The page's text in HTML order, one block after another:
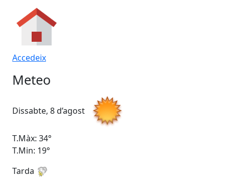
Accedeix
Meteo
Dissabte, 8 d’agost
T.Màx: 34°
T.Min: 19°
Tarda